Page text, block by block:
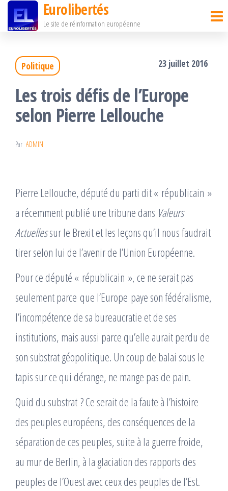
Passer
Eurolibertés
Le site de réinformation européenne
Politique 23 juillet 2016
Les trois défis de l’Europe
selon Pierre Lellouche
Par ADMIN
Pierre Lellouche, député du parti dit « républicain »
a récemment publié une tribune dans Valeurs
Actuellessur le Brexit et les leçons qu’il nous faudrait
tirer selon lui de l’avenir de l’Union Européenne.
Pour ce député « républicain », ce ne serait pas
seulement parce que l’Europe paye son fédéralisme,
l’incompétence de sa bureaucratie et de ses
institutions, mais aussi parce qu’elle aurait perdu de
son substrat géopolitique. Un coup de balai sous le
tapis sur ce qui dérange, ne mange pas de pain.
Quid du substrat ? Ce serait de la faute à l’histoire
des peuples européens, des conséquences de la
séparation de ces peuples, suite à la guerre froide,
au mur de Berlin, à la glaciation des rapports des
peuples de l’Ouest avec ceux des peuples de l’Est.